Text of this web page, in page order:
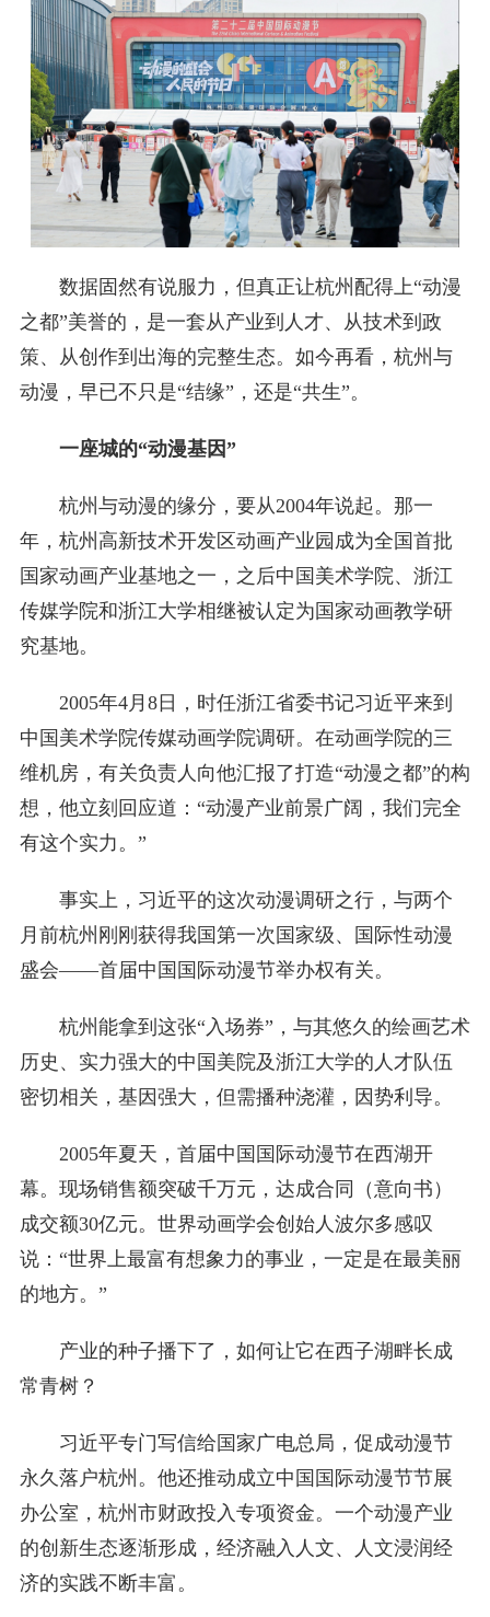
数据固然有说服力，但真正让杭州配得上“动漫
之都”美誉的，是一套从产业到人才、从技术到政
策、从创作到出海的完整生态。如今再看，杭州与
动漫，早已不只是“结缘”，还是“共生”。
一座城的“动漫基因”
杭州与动漫的缘分，要从2004年说起。那一
年，杭州高新技术开发区动画产业园成为全国首批
国家动画产业基地之一，之后中国美术学院、浙江
传媒学院和浙江大学相继被认定为国家动画教学研
究基地。
2005年4月8日，时任浙江省委书记习近平来到
中国美术学院传媒动画学院调研。在动画学院的三
维机房，有关负责人向他汇报了打造“动漫之都”的构
想，他立刻回应道：“动漫产业前景广阔，我们完全
有这个实力。”
事实上，习近平的这次动漫调研之行，与两个
月前杭州刚刚获得我国第一次国家级、国际性动漫
盛会——首届中国国际动漫节举办权有关。
杭州能拿到这张“入场券”，与其悠久的绘画艺术
历史、实力强大的中国美院及浙江大学的人才队伍
密切相关，基因强大，但需播种浇灌，因势利导。
2005年夏天，首届中国国际动漫节在西湖开
幕。现场销售额突破千万元，达成合同（意向书）
成交额30亿元。世界动画学会创始人波尔多感叹
说：“世界上最富有想象力的事业，一定是在最美丽
的地方。”
产业的种子播下了，如何让它在西子湖畔长成
常青树？
习近平专门写信给国家广电总局，促成动漫节
永久落户杭州。他还推动成立中国国际动漫节节展
办公室，杭州市财政投入专项资金。一个动漫产业
的创新生态逐渐形成，经济融入人文、人文浸润经
济的实践不断丰富。